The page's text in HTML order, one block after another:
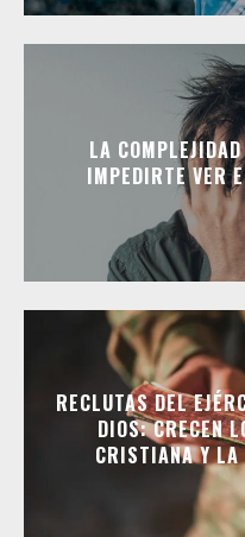
LA
IMPEDIRTE VER
RECLUTAS DEL
DIOS: CRECEN
CRISTIANA Y LA